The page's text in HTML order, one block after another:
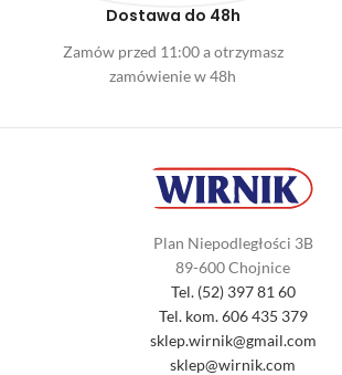
Dostawa do 48h
Zamów przed 11:00 a otrzymasz
zamówienie w 48h
Plan Niepodległości 3B
89-600 Chojnice
Tel. (52) 397 81 60
Tel. kom. 606 435 379
sklep.wirnik@gmail.com
sklep@wirnik.com